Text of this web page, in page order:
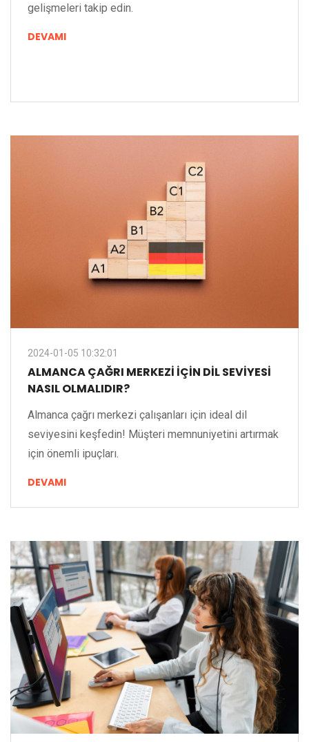
gelişmeleri takip edin.
DEVAMI
2024-01-05 10:32:01
ALMANCA ÇAĞRI MERKEZI IÇIN DIL SEVIYESI
NASIL OLMALIDIR?
Almanca çağrı merkezi çalışanları için ideal dil
seviyesini keşfedin! Müşteri memnuniyetini artırmak
için önemli ipuçları.
DEVAMI